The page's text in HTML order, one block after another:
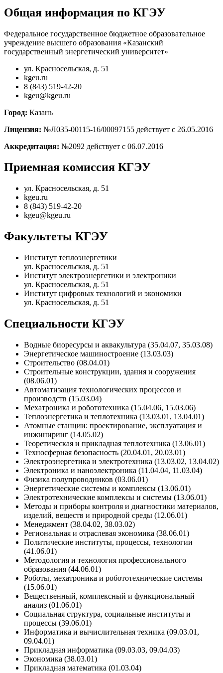
Общая информация по КГЭУ
Федеральное государственное бюджетное образовательное
учреждение высшего образования «Казанский
государственный энергетический университет»
ул. Красносельская, д. 51
kgeu.ru
8 (843) 519-42-20
kgeu@kgeu.ru
Город: Казань
Лицензия: №Л035-00115-16/00097155 действует с 26.05.2016
Аккредитация: №2092 действует с 06.07.2016
Приемная комиссия КГЭУ
ул. Красносельская, д. 51
kgeu.ru
8 (843) 519-42-20
kgeu@kgeu.ru
Факультеты КГЭУ
Институт теплоэнергетики
ул. Красносельская, д. 51
Институт электроэнергетики и электроники
ул. Красносельская, д. 51
Институт цифровых технологий и экономики
ул. Красносельская, д. 51
Специальности КГЭУ
Водные биоресурсы и аквакультура (35.04.07, 35.03.08)
Энергетическое машиностроение (13.03.03)
Строительство (08.04.01)
Строительные конструкции, здания и сооружения
(08.06.01)
Автоматизация технологических процессов и
производств (15.03.04)
Мехатроника и робототехника (15.04.06, 15.03.06)
Теплоэнергетика и теплотехника (13.03.01, 13.04.01)
Атомные станции: проектирование, эксплуатация и
инжиниринг (14.05.02)
Теоретическая и прикладная теплотехника (13.06.01)
Техносферная безопасность (20.04.01, 20.03.01)
Электроэнергетика и электротехника (13.03.02, 13.04.02)
Электроника и наноэлектроника (11.04.04, 11.03.04)
Физика полупроводников (03.06.01)
Энергетические системы и комплексы (13.06.01)
Электротехнические комплексы и системы (13.06.01)
Методы и приборы контроля и диагностики материалов,
изделий, веществ и природной среды (12.06.01)
Менеджмент (38.04.02, 38.03.02)
Региональная и отраслевая экономика (38.06.01)
Политические институты, процессы, технологии
(41.06.01)
Методология и технология профессионального
образования (44.06.01)
Роботы, мехатроника и робототехнические системы
(15.06.01)
Вещественный, комплексный и функциональный
анализ (01.06.01)
Социальная структура, социальные институты и
процессы (39.06.01)
Информатика и вычислительная техника (09.03.01,
09.04.01)
Прикладная информатика (09.03.03, 09.04.03)
Экономика (38.03.01)
Прикладная математика (01.03.04)